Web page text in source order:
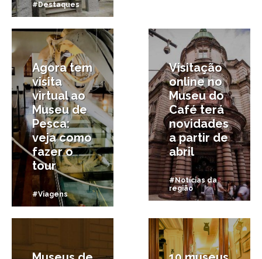
#Destaques
25/06/2020
Agora tem
visita
virtual ao
Museu de
Pesca:
veja como
fazer o
tour
#Viagens
Visitação
online no
Museu do
Café terá
novidades
a partir de
abril
#Notícias da
região
29/01/2020